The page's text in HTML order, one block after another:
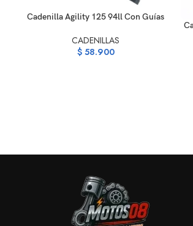
AÑADIR AL CARRITO
Cadenilla Agility 125 94ll Con Guías
CADENILLAS
$58.900